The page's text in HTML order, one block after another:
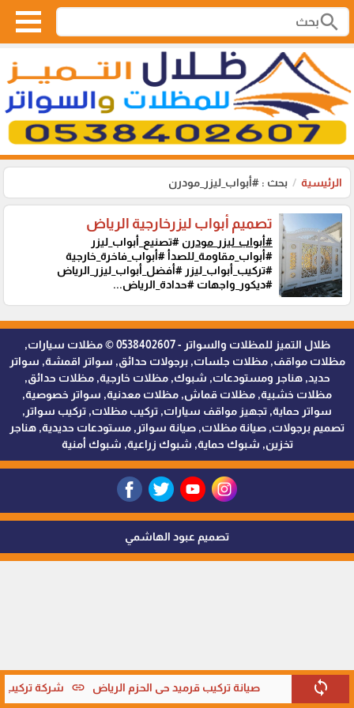
search
الرئيسية بحث : #أبواب_ليزر_مودرن
sync صيانة تركيب قرميد حي الحزم الرياض link شركة تركيب
تصميم أبواب ليزرخارجية الرياض
#أبواب_ليزر_مودرن #تصنيع_أبواب_ليزر
#أبواب_مقاومة_للصدأ #أبواب_فاخرة_خارجية
#تركيب_أبواب_ليزر #أفضل_أبواب_ليزر_الرياض
#ديكور_واجهات #حدادة_الرياض...
ظلال التميز للمظلات والسواتر - 0538402607 © مظلات سيارات,
مظلات مواقف, مظلات جلسات, برجولات حدائق, سواتر اقمشة, سواتر
حديد, هناجر ومستودعات, شبوك, مظلات خارجية, مظلات حدائق,
مظلات خشبية, مظلات قماش, مظلات معدنية, سواتر خصوصية,
سواتر حماية, تجهيز مواقف سيارات, تركيب مظلات, تركيب سواتر,
تصميم برجولات, صيانة مظلات, صيانة سواتر, مستودعات حديدية, هناجر
تخزين, شبوك حماية, شبوك زراعية, شبوك أمنية
تصميم عبود الهاشمي